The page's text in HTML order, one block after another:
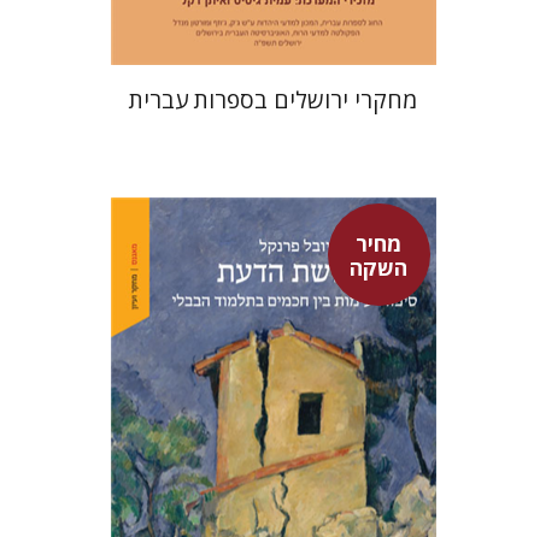
מחקרי ירושלים בספרות עברית
מחיר
השקהיובל פרנקל